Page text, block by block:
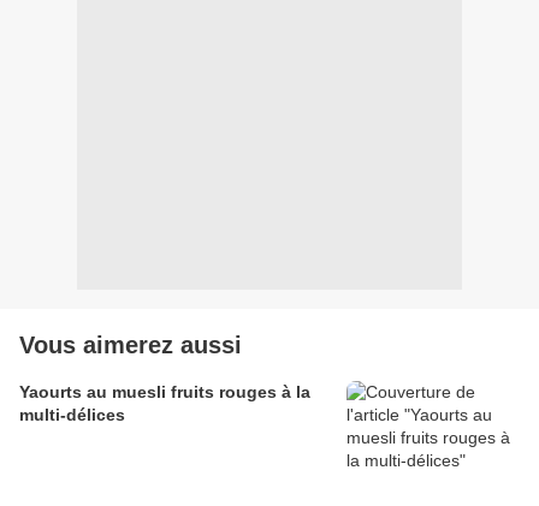
Vous aimerez aussi
Yaourts au muesli fruits rouges à la
multi-délices